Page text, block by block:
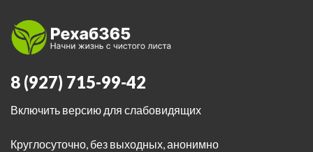
8 (927) 715-99-42
Включить версию для слабовидящих
Круглосуточно, без выходных, анонимно